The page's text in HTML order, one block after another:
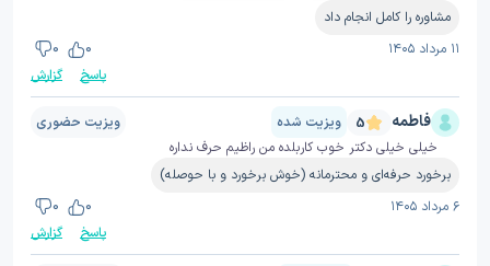
مشاوره را کامل انجام داد
۱۱ مرداد ۱۴۰۵
0
0
پاسخ
گزارش
فاطمه 5 ویزیت شده
ویزیت حضوری
خیلی خیلی دکتر خوب کاربلده من راظیم حرف نداره
برخورد حرفه‌ای و محترمانه (خوش برخورد و با حوصله)
۶ مرداد ۱۴۰۵
0
0
پاسخ
گزارش